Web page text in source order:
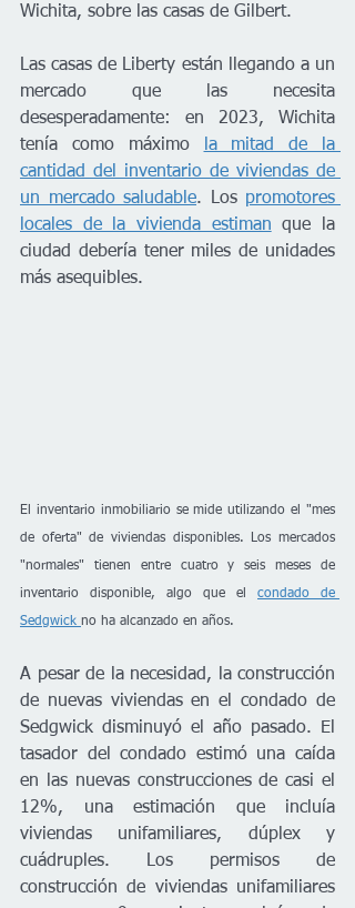
Wichita, sobre las casas de Gilbert.
Las casas de Liberty están llegando a un
mercado que las necesita
desesperadamente: en 2023, Wichita
tenía como máximo la mitad de la
cantidad del inventario de viviendas de
un mercado saludable. Los promotores
locales de la vivienda estiman que la
ciudad debería tener miles de unidades
más asequibles.
El inventario inmobiliario se mide utilizando el "mes
de oferta" de viviendas disponibles. Los mercados
"normales" tienen entre cuatro y seis meses de
inventario disponible, algo que el condado de
Sedgwick no ha alcanzado en años.
A pesar de la necesidad, la construcción
de nuevas viviendas en el condado de
Sedgwick disminuyó el año pasado. El
tasador del condado estimó una caída
en las nuevas construcciones de casi el
12%, una estimación que incluía
viviendas unifamiliares, dúplex y
cuádruples. Los permisos de
construcción de viviendas unifamiliares